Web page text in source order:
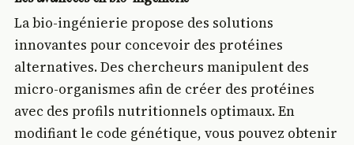
La bio-ingénierie propose des solutions
innovantes pour concevoir des protéines
alternatives. Des chercheurs manipulent des
micro-organismes afin de créer des protéines
avec des profils nutritionnels optimaux. En
modifiant le code génétique, vous pouvez obtenir